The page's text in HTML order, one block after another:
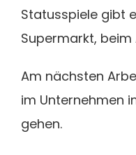
Statusspiele gibt
Supermarkt,
Am nächsten
im Unternehmen
gehen.